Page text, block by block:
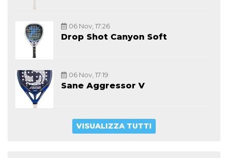
06 Nov, 17:26
Drop Shot Canyon Soft
06 Nov, 17:19
Sane Aggressor V
VISUALIZZA TUTTI